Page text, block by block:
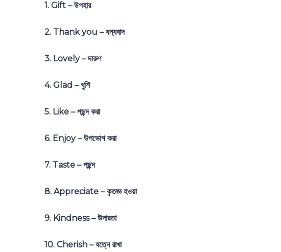
1. Gift – উপহার
2. Thank you – ধন্যবাদ
3. Lovely – দারুণ
4. Glad – খুশি
5. Like – পছন্দ করা
6. Enjoy – উপভোগ করা
7. Taste – পছন্দ
8. Appreciate – কৃতজ্ঞ হওয়া
9. Kindness – উদারতা
10. Cherish – যত্নে রাখা